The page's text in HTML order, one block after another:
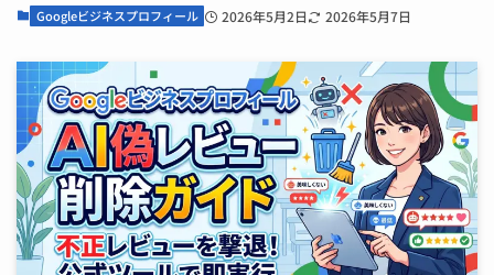
Googleビジネスプロフィール 2026年5月2日 2026年5月7日